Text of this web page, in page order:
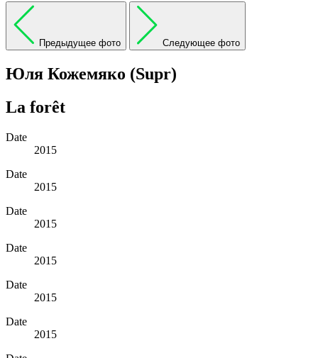
Предыдущее фото Следующее фото
Юля Кожемяко (Supr)
La forêt
Date
2015
Date
2015
Date
2015
Date
2015
Date
2015
Date
2015